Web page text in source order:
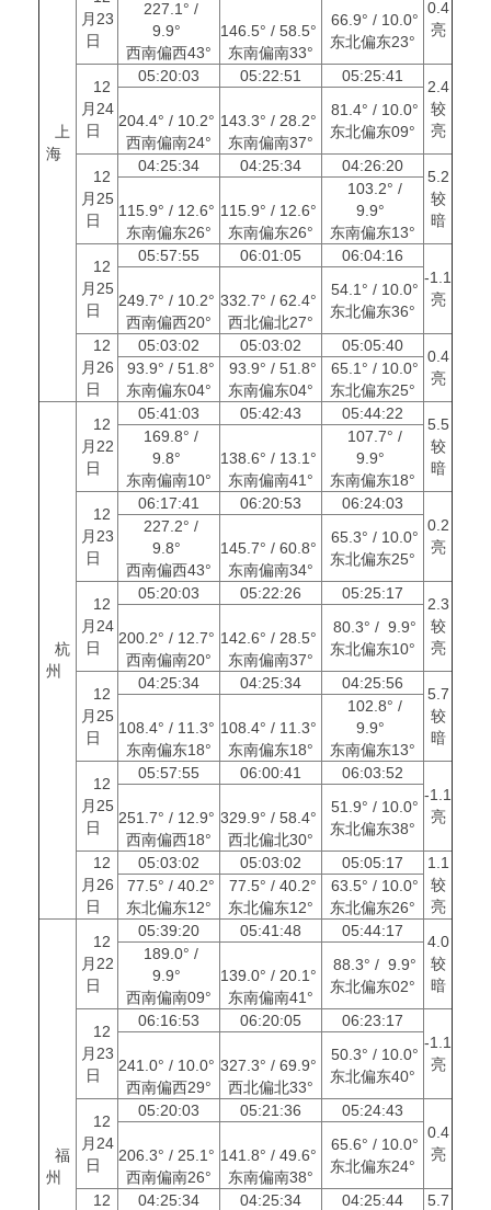
上
海
月23
日
0.4
亮
227.1° /
9.9°
西南偏西43°
146.5° / 58.5°
东南偏南33°
66.9° / 10.0°
东北偏东23°
12
月24
日
05:20:03 05:22:51 05:25:41
2.4
较
亮
204.4° / 10.2°
西南偏南24°
143.3° / 28.2°
东南偏南37°
81.4° / 10.0°
东北偏东09°
12
月25
日
04:25:34 04:25:34 04:26:20
5.2
较
暗
115.9° / 12.6°
东南偏东26°
115.9° / 12.6°
东南偏东26°
103.2° /
9.9°
东南偏东13°
12
月25
日
05:57:55 06:01:05
06:04:16
-1.1
亮
249.7° / 10.2°
西南偏西20°
332.7° / 62.4°
西北偏北27°
54.1° / 10.0°
东北偏东36°
12
月26
日
05:03:02 05:03:02 05:05:40
0.4
亮
93.9° / 51.8°
东南偏东04°
93.9° / 51.8°
东南偏东04°
65.1° / 10.0°
东北偏东25°
杭
州
12
月22
日
05:41:03 05:42:43 05:44:22
5.5
较
暗
169.8° /
9.8°
东南偏南10°
138.6° / 13.1°
东南偏南41°
107.7° /
9.9°
东南偏东18°
12
月23
日
06:17:41 06:20:53
06:24:03
0.2
亮
227.2° /
9.8°
西南偏西43°
145.7° / 60.8°
东南偏南34°
65.3° / 10.0°
东北偏东25°
12
月24
日
05:20:03 05:22:26 05:25:17
2.3
较
亮
200.2° / 12.7°
西南偏南20°
142.6° / 28.5°
东南偏南37°
80.3° / 9.9°
东北偏东10°
12
月25
日
04:25:34 04:25:34 04:25:56
5.7
较
暗
108.4° / 11.3°
东南偏东18°
108.4° / 11.3°
东南偏东18°
102.8° /
9.9°
东南偏东13°
12
月25
日
05:57:55 06:00:41
06:03:52
-1.1
亮
251.7° / 12.9°
西南偏西18°
329.9° / 58.4°
西北偏北30°
51.9° / 10.0°
东北偏东38°
12
月26
日
05:03:02 05:03:02 05:05:17
1.1
较
亮
77.5° / 40.2°
东北偏东12°
77.5° / 40.2°
东北偏东12°
63.5° / 10.0°
东北偏东26°
福
州
12
月22
日
05:39:20 05:41:48 05:44:17
4.0
较
暗
189.0° /
9.9°
西南偏南09°
139.0° / 20.1°
东南偏南41°
88.3° / 9.9°
东北偏东02°
12
月23
日
06:16:53 06:20:05
06:23:17
-1.1
亮
241.0° / 10.0°
西南偏西29°
327.3° / 69.9°
西北偏北33°
50.3° / 10.0°
东北偏东40°
12
月24
日
05:20:03 05:21:36
05:24:43
0.4
亮
206.3° / 25.1°
西南偏南26°
141.8° / 49.6°
东南偏南38°
65.6° / 10.0°
东北偏东24°
12
04:25:34 04:25:34 04:25:44
5.7